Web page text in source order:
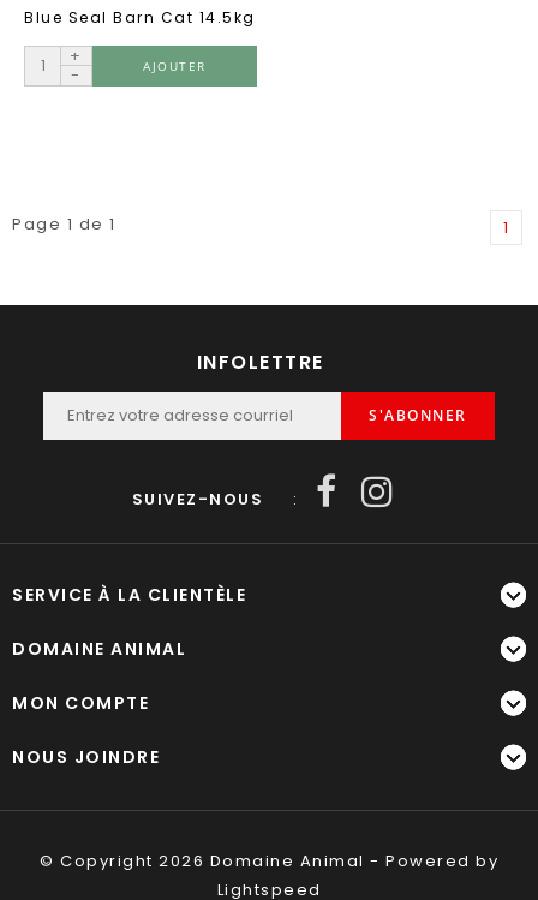
Blue Seal Barn Cat 14.5kg
+
-
AJOUTER
Page 1 de 1 1
INFOLETTRE
S'ABONNER
SUIVEZ-NOUS :
SERVICE À LA CLIENTÈLE
DOMAINE ANIMAL
MON COMPTE
NOUS JOINDRE
© Copyright 2026 Domaine Animal - Powered by
Lightspeed